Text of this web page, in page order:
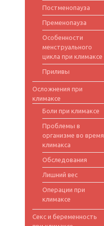
Постменопауза
Пременопауза
Особенности
менструального
цикла при климаксе
Приливы
Осложнения при
климаксе
Боли при климаксе
Проблемы в
организме во время
климакса
Обследования
Лишний вес
Операции при
климаксе
Секс и беременность